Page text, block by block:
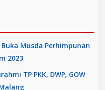
Musda Perhimpunan
2023
TP PKK, DWP, GOW